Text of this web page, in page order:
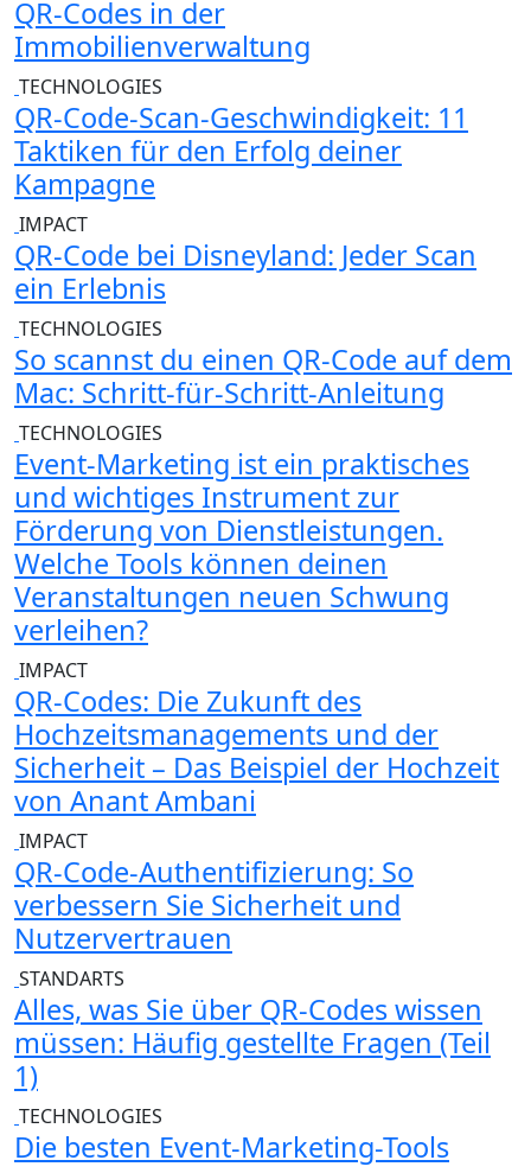
QR-Codes in der
Immobilienverwaltung
TECHNOLOGIES
QR-Code-Scan-Geschwindigkeit: 11
Taktiken für den Erfolg deiner
Kampagne
IMPACT
QR-Code bei Disneyland: Jeder Scan
ein Erlebnis
TECHNOLOGIES
So scannst du einen QR-Code auf dem
Mac: Schritt-für-Schritt-Anleitung
TECHNOLOGIES
Event-Marketing ist ein praktisches
und wichtiges Instrument zur
Förderung von Dienstleistungen.
Welche Tools können deinen
Veranstaltungen neuen Schwung
verleihen?
IMPACT
QR-Codes: Die Zukunft des
Hochzeitsmanagements und der
Sicherheit – Das Beispiel der Hochzeit
von Anant Ambani
IMPACT
QR-Code-Authentifizierung: So
verbessern Sie Sicherheit und
Nutzervertrauen
STANDARTS
Alles, was Sie über QR-Codes wissen
müssen: Häufig gestellte Fragen (Teil
1)
TECHNOLOGIES
Die besten Event-Marketing-Tools